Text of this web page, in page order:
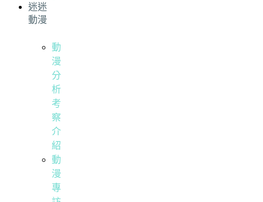
迷迷
動漫
動
漫
分
析
考
察
介
紹
動
漫
專